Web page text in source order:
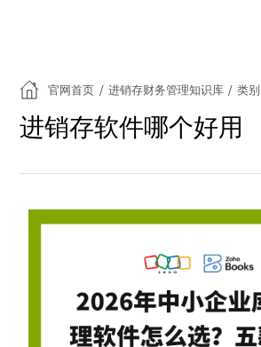
官网首页 / 进销存财务管理知识库 / 类
进销存软件哪个好用